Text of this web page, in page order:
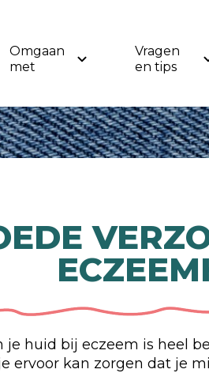
Omgaan
met
Vragen
en tips
je huid bij eczeem is heel
ervoor kan zorgen dat je